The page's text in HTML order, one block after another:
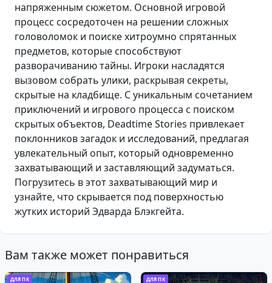
напряженным сюжетом. Основной игровой
процесс сосредоточен на решении сложных
головоломок и поиске хитроумно спрятанных
предметов, которые способствуют
разворачиванию тайны. Игроки насладятся
вызовом собрать улики, раскрывая секреты,
скрытые на кладбище. С уникальным сочетанием
приключений и игрового процесса с поиском
скрытых объектов, Deadtime Stories привлекает
поклонников загадок и исследований, предлагая
увлекательный опыт, который одновременно
захватывающий и заставляющий задуматься.
Погрузитесь в этот захватывающий мир и
узнайте, что скрывается под поверхностью
жутких историй Эдварда Блэкгейта.
Вам также может понравиться
ДЛЯ ПК ДЛЯ ПК